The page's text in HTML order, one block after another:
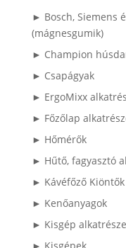
► Bosch, Siemens
(mágnesgumik)
► Champion
► Csapágyak
► ErgoMixx
► Főzőlap
► Hőmérők
► Hűtő, fagyasztó
► Kávéfőző Kiöntők
► Kenőanyagok
► Kisgép